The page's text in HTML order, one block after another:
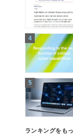
ランキングをも